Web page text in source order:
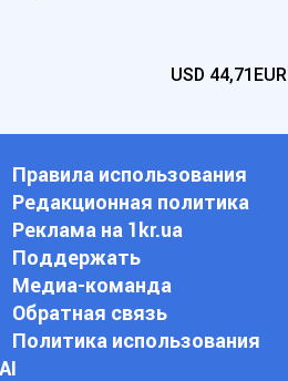
USD 44,71 EUR
Правила использования
Редакционная политика
Реклама на 1kr.ua
Поддержать
Медиа-команда
Обратная связь
Политика использования
АI